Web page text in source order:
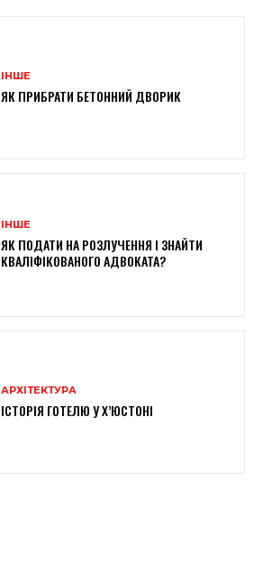
ІНШЕ
ЯК ПРИБРАТИ БЕТОННИЙ ДВОРИК
ІНШЕ
ЯК ПОДАТИ НА РОЗЛУЧЕННЯ І ЗНАЙТИ
КВАЛІФІКОВАНОГО АДВОКАТА?
АРХІТЕКТУРА
ІСТОРІЯ ГОТЕЛЮ У Х’ЮСТОНІ